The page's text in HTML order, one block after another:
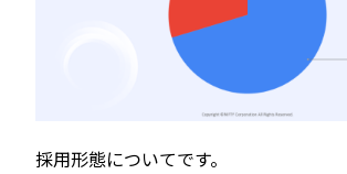
採用形態についてです。